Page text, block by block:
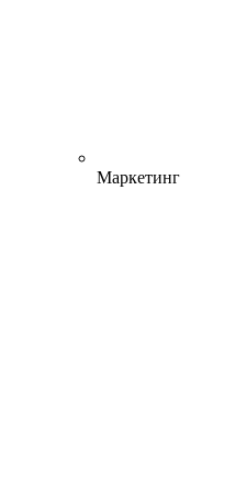
Маркетинг